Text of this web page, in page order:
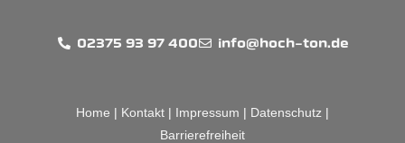
02375 93 97 400 info@hoch-ton.de
Home | Kontakt | Impressum | Datenschutz |
Barrierefreiheit